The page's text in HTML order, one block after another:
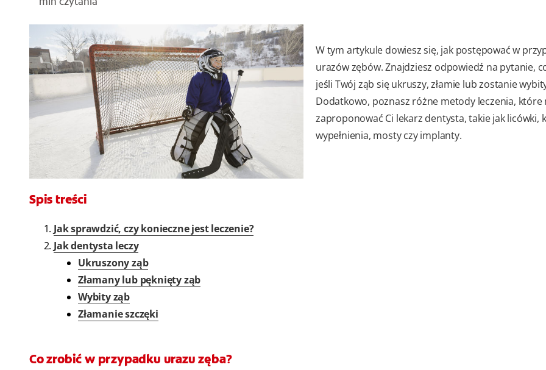
W tym artykule dowiesz się, jak postępować w
urazów zębów. Znajdziesz odpowiedź na pytanie,
jeśli Twój ząb się ukruszy, złamie lub zostanie
Dodatkowo, poznasz różne metody leczenia, które
zaproponować Ci lekarz dentysta, takie jak licówki,
wypełnienia, mosty czy implanty.
Spis treści
Jak sprawdzić, czy konieczne jest leczenie?
Jak dentysta leczy
Ukruszony ząb
Złamany lub pęknięty ząb
Wybity ząb
Złamanie szczęki
Co zrobić w przypadku urazu zęba?